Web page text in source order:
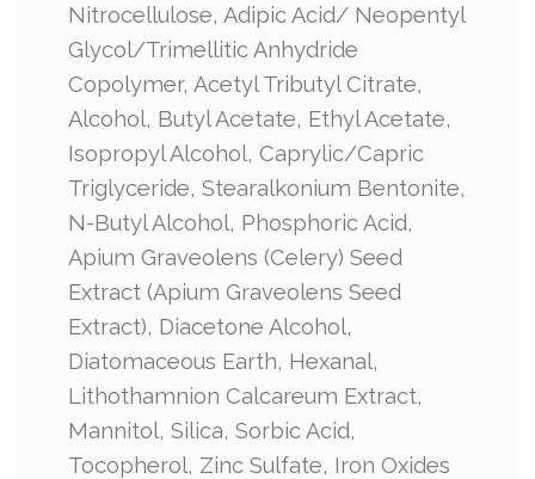
Nitrocellulose, Adipic Acid/ Neopentyl
Glycol/Trimellitic Anhydride
Copolymer, Acetyl Tributyl Citrate,
Alcohol, Butyl Acetate, Ethyl Acetate,
Isopropyl Alcohol, Caprylic/Capric
Triglyceride, Stearalkonium Bentonite,
N-Butyl Alcohol, Phosphoric Acid,
Apium Graveolens (Celery) Seed
Extract (Apium Graveolens Seed
Extract), Diacetone Alcohol,
Diatomaceous Earth, Hexanal,
Lithothamnion Calcareum Extract,
Mannitol, Silica, Sorbic Acid,
Tocopherol, Zinc Sulfate, Iron Oxides